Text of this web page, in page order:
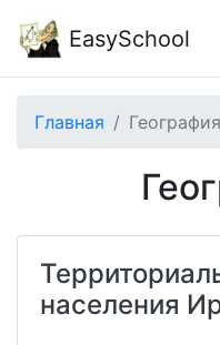
EasySchool
Главная География
населения